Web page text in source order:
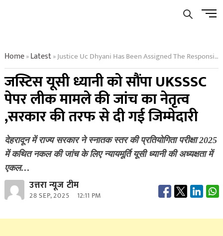
Menu
Home»Latest»Justice Uc Dhyani Has Been Assigned The Responsibility By The Government To Lead The Investigation Into The Uksssc Paper Leak Case
जस्टिस यूसी ध्यानी को सौंपा UKSSSC
पेपर लीक मामले की जांच का नेतृत्व
,सरकार की तरफ से दी गई जिम्मेदारी
देहरादून में राज्य सरकार ने स्नातक स्तर की प्रतियोगिता परीक्षा 2025
में कथित नकल की जांच के लिए न्यायमूर्ति यूसी ध्यानी की अध्यक्षता में
एकल…
उत्तरा न्यूज टीम
28 SEP, 2025 12:11 PM